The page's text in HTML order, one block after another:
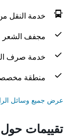
خدمة النقل
مجفف الشعر
خدمة صرف
منطقة
عرض جميع وسائل
تقييمات حول Game of Rooms